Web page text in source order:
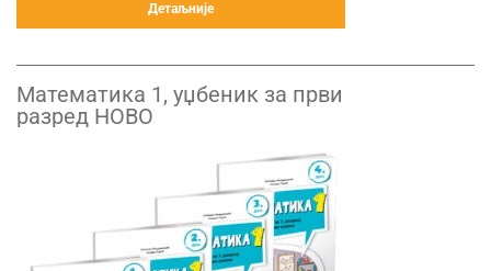
Детаљније
Математика 1, уџбеник за први
разред НОВО